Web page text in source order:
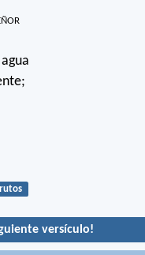
versículo!